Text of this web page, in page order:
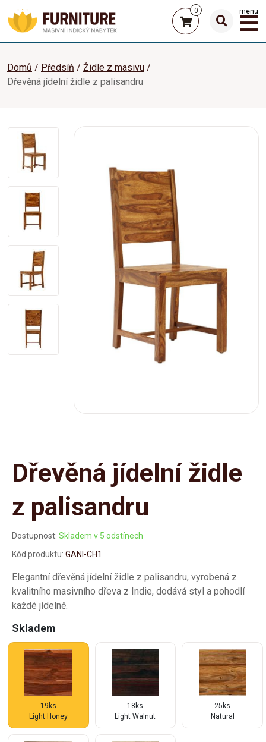
0 menu
Domů Předsíň
Židle z masivu
Dřevěná jídelní židle z palisandru
Dřevěná jídelní židle
z palisandru
Dostupnost: Skladem v 5 odstínech
Kód produktu: GANI-CH1
Elegantní dřevěná jídelní židle z palisandru, vyrobená z
kvalitního masivního dřeva z Indie, dodává styl a pohodlí
každé jídelně.
Skladem
19ks
Light Honey
18ks
Light Walnut
25ks
Natural